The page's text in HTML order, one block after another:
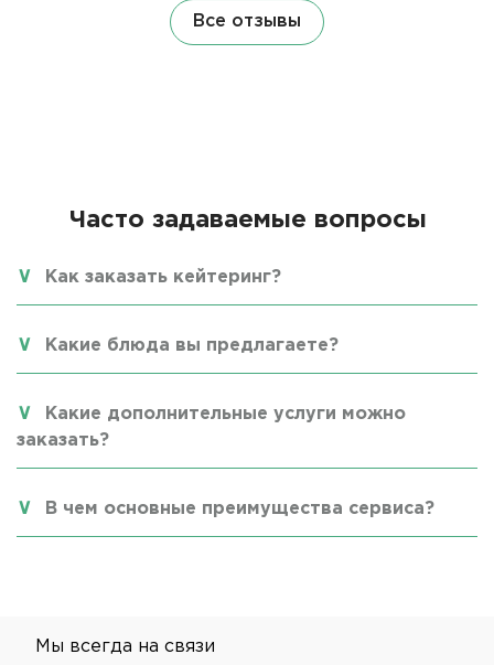
Все отзывы
Часто задаваемые вопросы
Как заказать кейтеринг?
Какие блюда вы предлагаете?
Какие дополнительные услуги можно
заказать?
В чем основные преимущества сервиса?
Мы всегда на связи